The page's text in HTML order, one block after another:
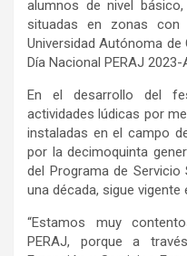
alumnos de nivel
situadas en zonas con
Universidad Autónoma de
Día Nacional PERAJ
En el desarrollo del
actividades lúdicas por
instaladas en el campo
por la decimoquinta
del Programa de
una década, sigue
“Estamos muy
PERAJ, porque a